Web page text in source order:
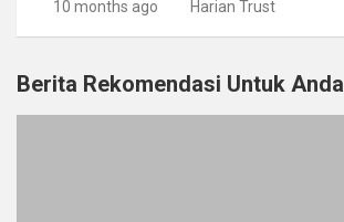
10 months ago Harian Trust
Berita Rekomendasi Untuk Anda